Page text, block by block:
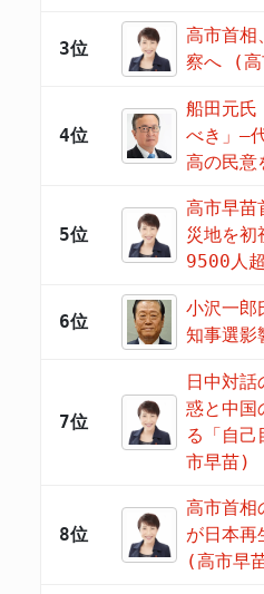
3位
高市首相
察へ (高
4位
船田元氏
べき」―
高の民
5位
高市早苗
災地を
9500人
6位
小沢一郎
知事選
7位
日中対話
惑と中
る「自
市早苗)
8位
高市首相
が日本再
(高市早